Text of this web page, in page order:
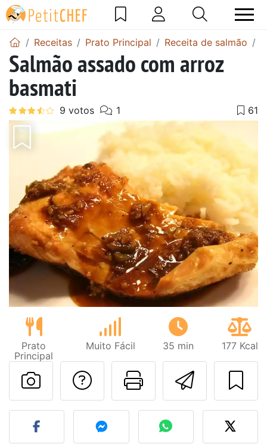
Receitas Prato Principal Receita de salmão
Salmão assado com arroz
basmati
Prato
Principal
Muito Fácil 35 min 177 Kcal
Imprima
Falar com o autor
Fez esta receita?